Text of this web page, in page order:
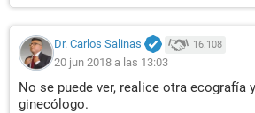
Dr. Carlos Salinas 16.108
20 jun 2018 a las 13:03
No se puede ver, realice otra ecografía
ginecólogo.